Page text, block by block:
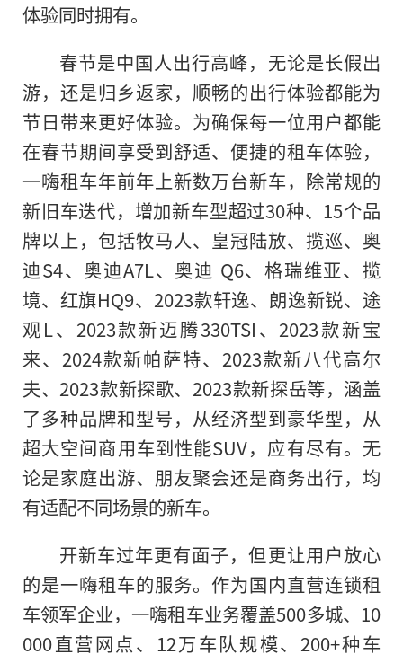
体验同时拥有。
春节是中国人出行高峰，无论是长假出
游，还是归乡返家，顺畅的出行体验都能为
节日带来更好体验。为确保每一位用户都能
在春节期间享受到舒适、便捷的租车体验，
一嗨租车年前年上新数万台新车，除常规的
新旧车迭代，增加新车型超过30种、15个品
牌以上，包括牧马人、皇冠陆放、揽巡、奥
迪S4、奥迪A7L、奥迪 Q6、格瑞维亚、揽
境、红旗HQ9、2023款轩逸、朗逸新锐、途
观L、2023款新迈腾330TSI、2023款新宝
来、2024款新帕萨特、2023款新八代高尔
夫、2023款新探歌、2023款新探岳等，涵盖
了多种品牌和型号，从经济型到豪华型，从
超大空间商用车到性能SUV，应有尽有。无
论是家庭出游、朋友聚会还是商务出行，均
有适配不同场景的新车。
开新车过年更有面子，但更让用户放心
的是一嗨租车的服务。作为国内直营连锁租
车领军企业，一嗨租车业务覆盖500多城、10
000直营网点、12万车队规模、200+种车